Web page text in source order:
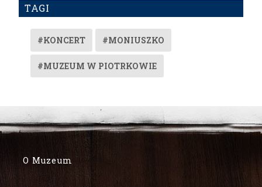
TAGI
#KONCERT #MONIUSZKO
#MUZEUM W PIOTRKOWIE
O Muzeum